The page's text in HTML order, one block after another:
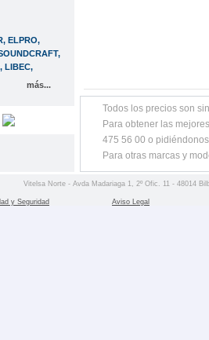
ELPRO,
LIBEC,
más...
Todos los precios son
Para obtener las
475 56 00 o
Para otras marcas y
Vitelsa Norte - Avda Madariaga 1, 2º Ofic. 11 - 48014
y Seguridad Aviso Legal